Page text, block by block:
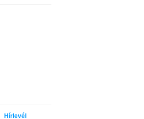
Hírlevél